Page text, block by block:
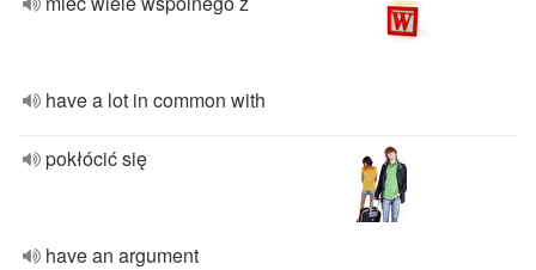
have a lot in common with
pokłócić się
have an argument